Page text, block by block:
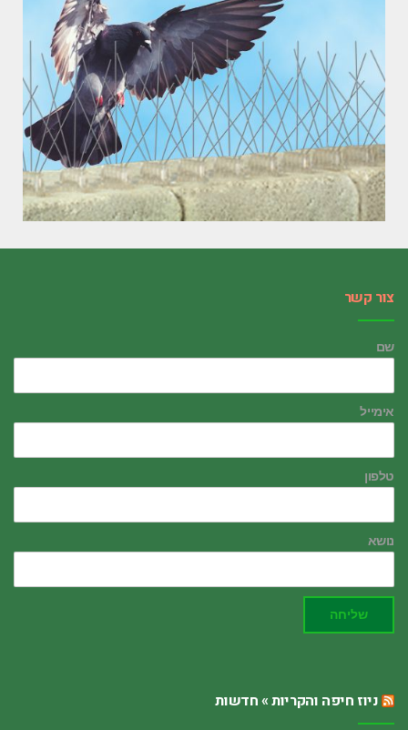
צור קשר
שם
אימייל
טלפון
נושא
שליחה
ניוז חיפה והקריות » חדשות